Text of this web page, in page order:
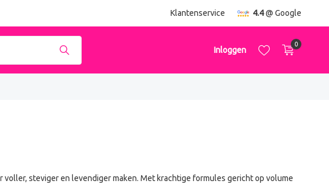
Klantenservice 4.4@ Google
Inloggen
0
steviger en levendiger maken. Met krachtige formules gericht op volume